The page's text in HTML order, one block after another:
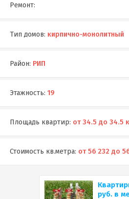
Ремонт:
Тип домов: кирпично-монолитный
Район: РИП
Этажность: 19
Площадь квартир: от 34.5 до 34.5
Стоимость кв.метра: от 56 232 до
руб. в